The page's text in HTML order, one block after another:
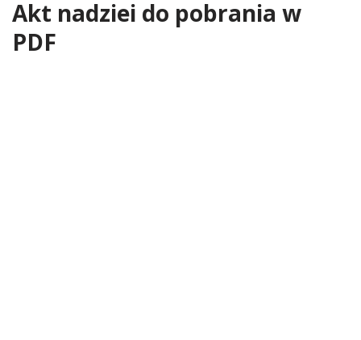
Akt nadziei do pobrania w
PDF